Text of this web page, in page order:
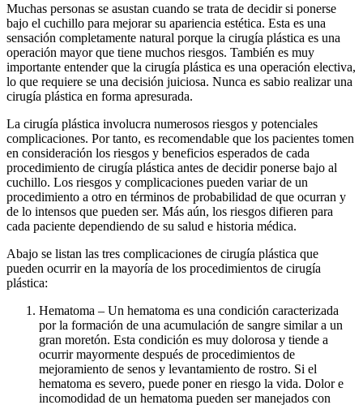
Muchas personas se asustan cuando se trata de decidir si ponerse
bajo el cuchillo para mejorar su apariencia estética. Esta es una
sensación completamente natural porque la cirugía plástica es una
operación mayor que tiene muchos riesgos. También es muy
importante entender que la cirugía plástica es una operación electiva,
lo que requiere se una decisión juiciosa. Nunca es sabio realizar una
cirugía plástica en forma apresurada.
La cirugía plástica involucra numerosos riesgos y potenciales
complicaciones. Por tanto, es recomendable que los pacientes tomen
en consideración los riesgos y beneficios esperados de cada
procedimiento de cirugía plástica antes de decidir ponerse bajo al
cuchillo. Los riesgos y complicaciones pueden variar de un
procedimiento a otro en términos de probabilidad de que ocurran y
de lo intensos que pueden ser. Más aún, los riesgos difieren para
cada paciente dependiendo de su salud e historia médica.
Abajo se listan las tres complicaciones de cirugía plástica que
pueden ocurrir en la mayoría de los procedimientos de cirugía
plástica:
Hematoma – Un hematoma es una condición caracterizada
por la formación de una acumulación de sangre similar a un
gran moretón. Esta condición es muy dolorosa y tiende a
ocurrir mayormente después de procedimientos de
mejoramiento de senos y levantamiento de rostro. Si el
hematoma es severo, puede poner en riesgo la vida. Dolor e
incomodidad de un hematoma pueden ser manejados con